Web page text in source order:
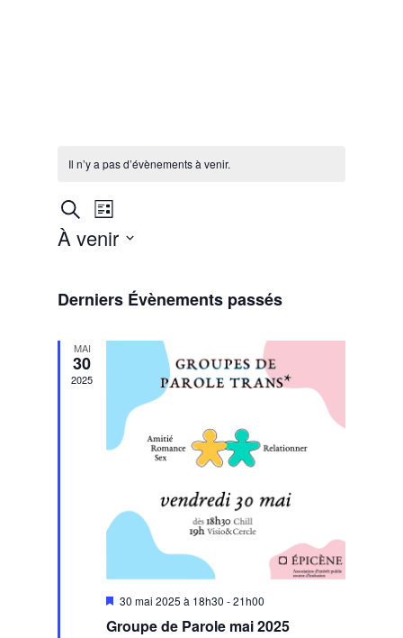
Il n’y a pas d’évènements à venir.
Recherche
et
navigation
vues
RechercheNavigation
de
vues
Liste
À venir
date.
Derniers Évènements passés
MAI
30
2025
Mis
avant
30 mai 2025 à 18h30 -21h00
Groupe de Parole mai 2025